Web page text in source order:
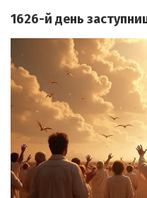
1626-й день